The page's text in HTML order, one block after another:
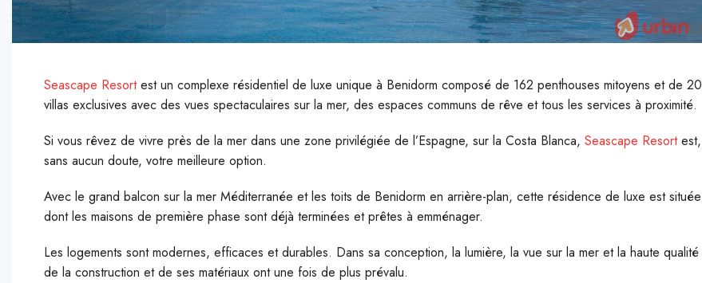
Seascape Resortest un complexe résidentiel de luxe unique à Benidorm composé de 162 penthouses mitoyens et de 20
villas exclusives avec des vues spectaculaires sur la mer, des espaces communs de rêve et tous les services à proximité.
Si vous rêvez de vivre près de la mer dans une zone privilégiée de l’Espagne, sur la Costa Blanca, Seascape Resortest,
sans aucun doute, votre meilleure option.
Avec le grand balcon sur la mer Méditerranée et les toits de Benidorm en arrière-plan, cette résidence de luxe est située
dont les maisons de première phase sont déjà terminées et prêtes à emménager.
Les logements sont modernes, efficaces et durables. Dans sa conception, la lumière, la vue sur la mer et la haute qualité
de la construction et de ses matériaux ont une fois de plus prévalu.